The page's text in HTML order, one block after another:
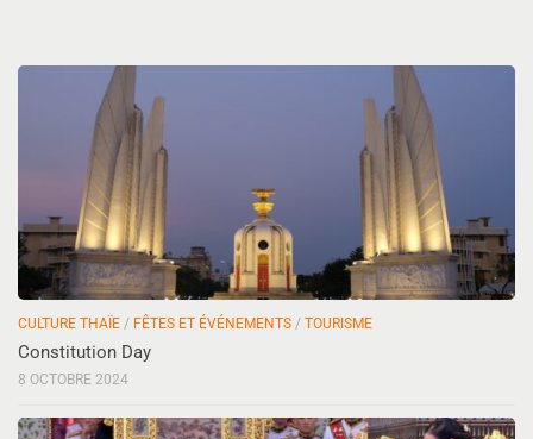
CULTURE THAÏE / FÊTES ET ÉVÉNEMENTS / TOURISME
Constitution Day
8 OCTOBRE 2024